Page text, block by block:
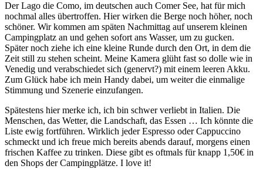
Der Lago die Como, im deutschen auch Comer See, hat für mich
nochmal alles übertroffen. Hier wirken die Berge noch höher, noch
schöner. Wir kommen am späten Nachmittag auf unserem kleinen
Campingplatz an und gehen sofort ans Wasser, um zu gucken.
Später noch ziehe ich eine kleine Runde durch den Ort, in dem die
Zeit still zu stehen scheint. Meine Kamera glüht fast so dolle wie in
Venedig und verabschiedet sich (genervt?) mit einem leeren Akku.
Zum Glück habe ich mein Handy dabei, um weiter die einmalige
Stimmung und Szenerie einzufangen.
Spätestens hier merke ich, ich bin schwer verliebt in Italien. Die
Menschen, das Wetter, die Landschaft, das Essen … Ich könnte die
Liste ewig fortführen. Wirklich jeder Espresso oder Cappuccino
schmeckt und ich freue mich bereits abends darauf, morgens einen
frischen Kaffee zu trinken. Diese gibt es oftmals für knapp 1,50€ in
den Shops der Campingplätze. I love it!